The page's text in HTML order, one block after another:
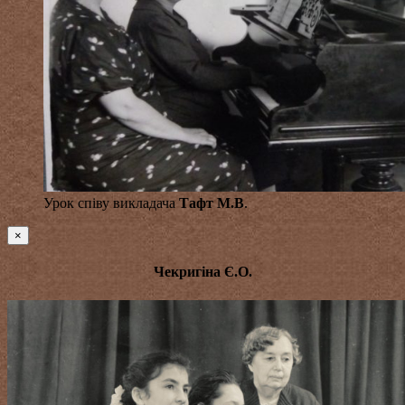
Урок співу викладача Тафт М.В.
×
Чекригіна Є.О.